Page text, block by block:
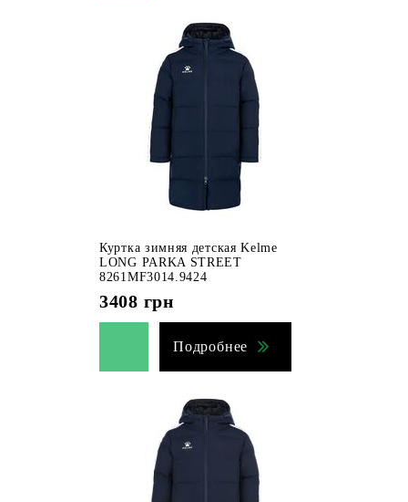
Куртка зимняя детская Kelme
LONG PARKA STREET
8261MF3014.9424
3408 грн
Подробнее